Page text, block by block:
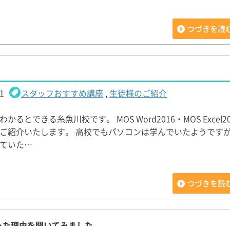
つづきを読
スタッフおすすめ講座 , 生徒様のご紹介
かるとできる糸魚川校です。 MOS Word2016・MOS
紹介いたします。 高校でもパソコンは学んでいたようです
いた…
つづきを読